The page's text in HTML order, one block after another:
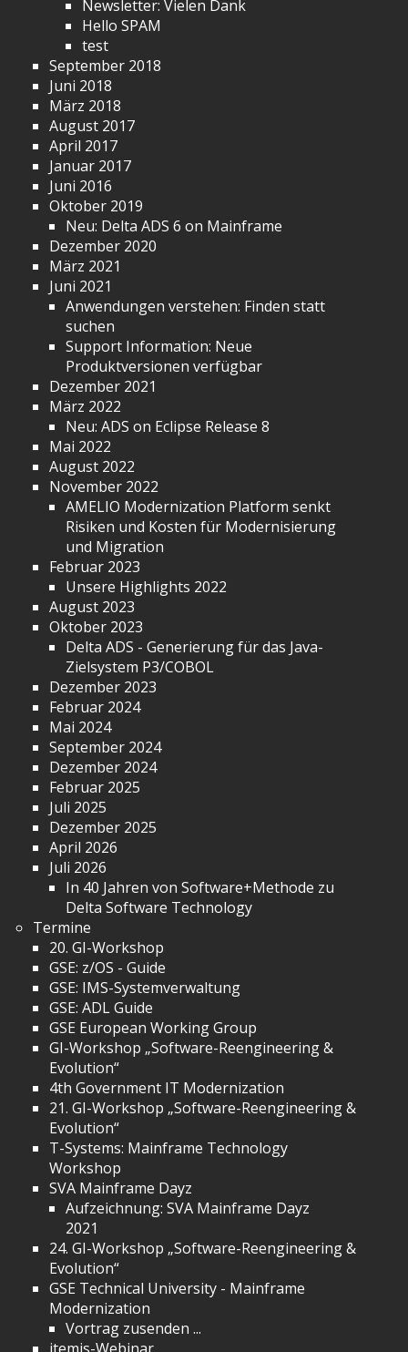
Newsletter: Vielen Dank
Hello SPAM
test
September 2018
Juni 2018
März 2018
August 2017
April 2017
Januar 2017
Juni 2016
Oktober 2019
Neu: Delta ADS 6 on Mainframe
Dezember 2020
März 2021
Juni 2021
Anwendungen verstehen: Finden statt
suchen
Support Information: Neue
Produktversionen verfügbar
Dezember 2021
März 2022
Neu: ADS on Eclipse Release 8
Mai 2022
August 2022
November 2022
AMELIO Modernization Platform senkt
Risiken und Kosten für Modernisierung
und Migration
Februar 2023
Unsere Highlights 2022
August 2023
Oktober 2023
Delta ADS - Generierung für das Java-
Zielsystem P3/COBOL
Dezember 2023
Februar 2024
Mai 2024
September 2024
Dezember 2024
Februar 2025
Juli 2025
Dezember 2025
April 2026
Juli 2026
In 40 Jahren von Software+Methode zu
Delta Software Technology
Termine
20. GI-Workshop
GSE: z/OS - Guide
GSE: IMS-Systemverwaltung
GSE: ADL Guide
GSE European Working Group
GI-Workshop „Software-Reengineering &
Evolution“
4th Government IT Modernization
21. GI-Workshop „Software-Reengineering &
Evolution“
T-Systems: Mainframe Technology
Workshop
SVA Mainframe Dayz
Aufzeichnung: SVA Mainframe Dayz
2021
24. GI-Workshop „Software-Reengineering &
Evolution“
GSE Technical University - Mainframe
Modernization
Vortrag zusenden ...